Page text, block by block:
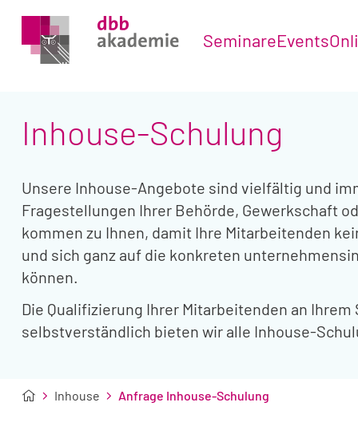
SeminareEvents
Inhouse-Schulung
Unsere Inhouse-Angebote sind vielfältig und
Fragestellungen Ihrer Behörde, Gewerkschaft
kommen zu Ihnen, damit Ihre Mitarbeitenden
und sich ganz auf die konkreten
können.
Die Qualifizierung Ihrer Mitarbeitenden an
selbstverständlich bieten wir alle Inhouse-
Inhouse Anfrage Inhouse-Schulung